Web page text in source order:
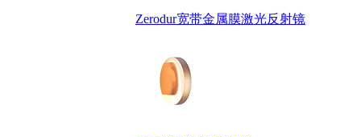
Zerodur宽带金属膜激光反射镜